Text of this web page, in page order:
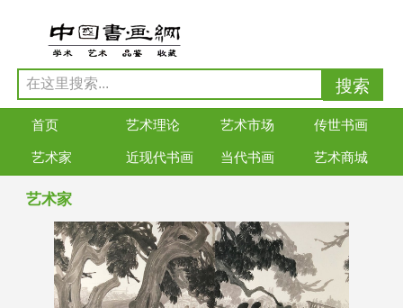
首页 艺术理论 艺术市场 传世书画
艺术家 近现代书画 当代书画 艺术商城
艺术家